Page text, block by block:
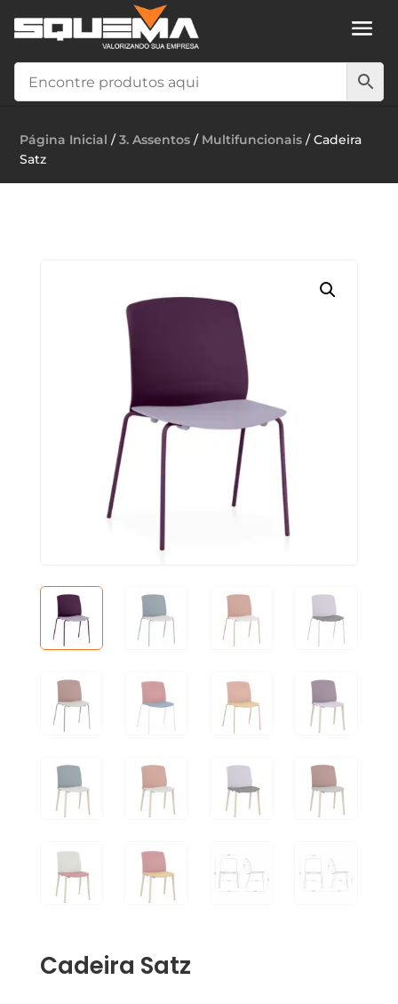
Página Inicial /3. Assentos / Multifuncionais / Cadeira
Satz
Cadeira Satz